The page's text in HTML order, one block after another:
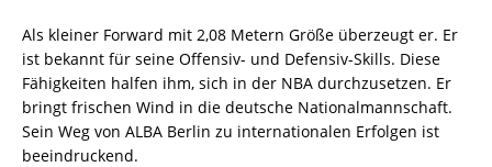
Als kleiner Forward mit 2,08 Metern Größe überzeugt er. Er
ist bekannt für seine Offensiv- und Defensiv-Skills. Diese
Fähigkeiten halfen ihm, sich in der NBA durchzusetzen. Er
bringt frischen Wind in die deutsche Nationalmannschaft.
Sein Weg von ALBA Berlin zu internationalen Erfolgen ist
beeindruckend.